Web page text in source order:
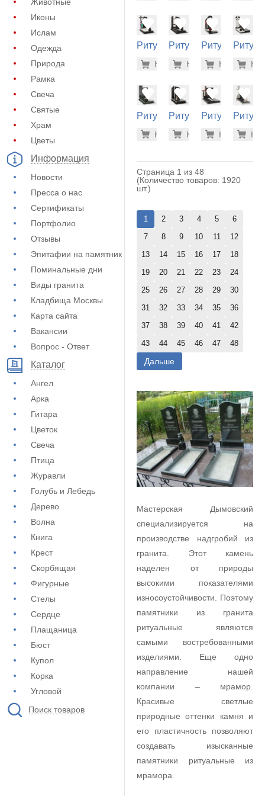
Иконы
Ислам
Одежда
Природа
Рамка
Свеча
Святые
Храм
Цветы
Информация
Новости
Пресса о нас
Сертификаты
Портфолио
Отзывы
Эпитафии на памятник
Поминальные дни
Виды гранита
Кладбища Москвы
Карта сайта
Вакансии
Вопрос - Ответ
Каталог
Ангел
Арка
Гитара
Цветок
Свеча
Птица
Журавли
Голубь и Лебедь
Дерево
Волна
Книга
Крест
Скорбящая
Фигурные
Стелы
Сердце
Плащаница
Бюст
Купол
Корка
Угловой
Поиск товаров
Ритуальный
(40-767)
-7%
Купить
Ритуальный
(40-766)
-7%
Купить
Ритуальный
(40-765)
-
Купить(40-
Ритуальный
(40-763)
-7%
Купить
Ритуальный
(40-762)
-7%
Купить
Ритуальный
(40-761)
-
Купить(40-
Страница 1 из 48
(Количество товаров: 1920
шт.)
1 2 3 4 5
6
7
8 9 10 11
12
13
14 15 16 17
18
19
20 21 22 23
24
25
26 27 28 29
30
31
32 33 34 35
36
37
38 39 40 41
42
43
44 45 46 47 48
Дальше
Мастерская Дымовский
специализируется на
производстве надгробий из
гранита. Этот камень
наделен от природы
высокими показателями
износоустойчивости. Поэтому
памятники из гранита
ритуальные являются
самыми востребованными
изделиями. Еще одно
направление нашей
компании – мрамор.
Красивые светлые
природные оттенки камня и
его пластичность позволяют
создавать изысканные
памятники ритуальные из
мрамора.